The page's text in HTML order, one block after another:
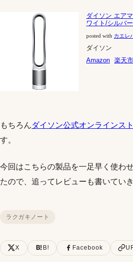
ダイソン エア
ワイト/シルバ
posted with カエレ
ダイソン
Amazon 楽天
もちろんダイソン公式オンラインス
す。
今回はこちらの製品を一足早く使わ
たので、追ってレビューも書いてい
ラクガキノート
X B! Facebook